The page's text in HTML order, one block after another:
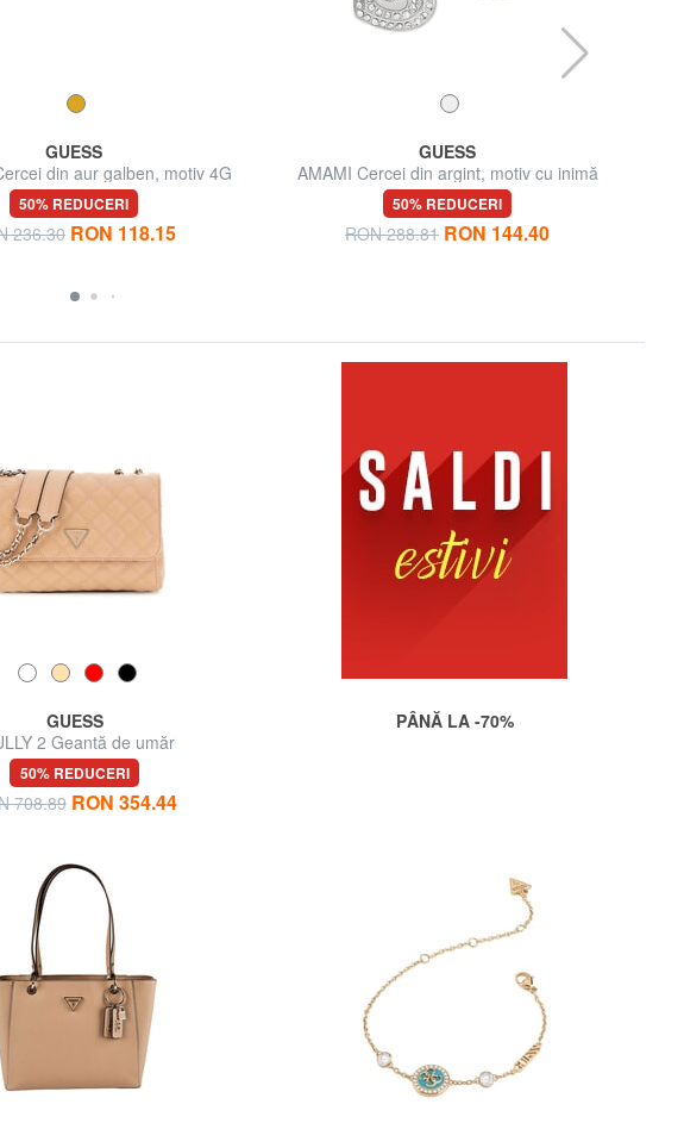
GUESS
din aur galben, motiv 4G
50% REDUCERI
236.30 RON 118.15
GUESS
AMAMI Cercei din argint, motiv cu inimă
50% REDUCERI
RON 288.81 RON 144.40
GUESS
2 Geantă de umăr
50% REDUCERI
708.89 RON 354.44
PÂNĂ LA -70%